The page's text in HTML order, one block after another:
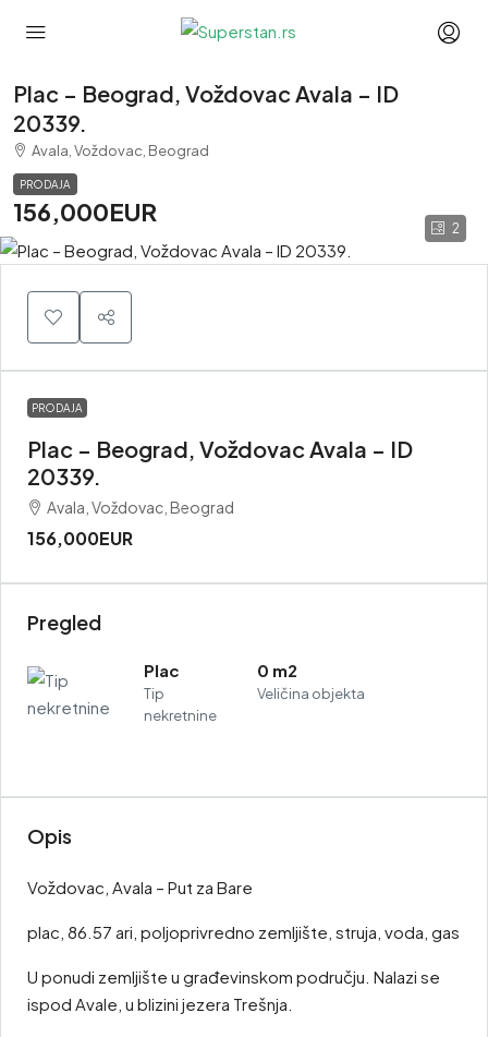
Plac – Beograd, Voždovac Avala – ID
20339.
Avala, Voždovac, Beograd
PRODAJA
156,000EUR
2
PRODAJA
Plac – Beograd, Voždovac Avala – ID
20339.
Avala, Voždovac, Beograd
156,000EUR
Pregled
Plac
Tip
nekretnine
0 m2
Veličina objekta
Opis
Voždovac, Avala – Put za Bare
plac, 86.57 ari, poljoprivredno zemljište, struja, voda, gas
U ponudi zemljište u građevinskom području. Nalazi se
ispod Avale, u blizini jezera Trešnja.